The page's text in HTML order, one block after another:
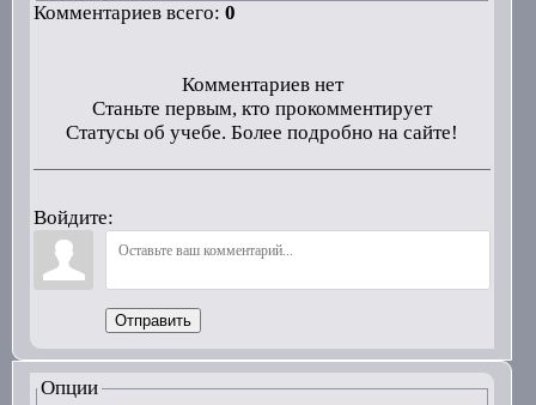
Комментариев всего: 0
Комментариев нет
Станьте первым, кто прокомментирует
Статусы об учебе. Более подробно на сайте!
Войдите:
Отправить
Опции